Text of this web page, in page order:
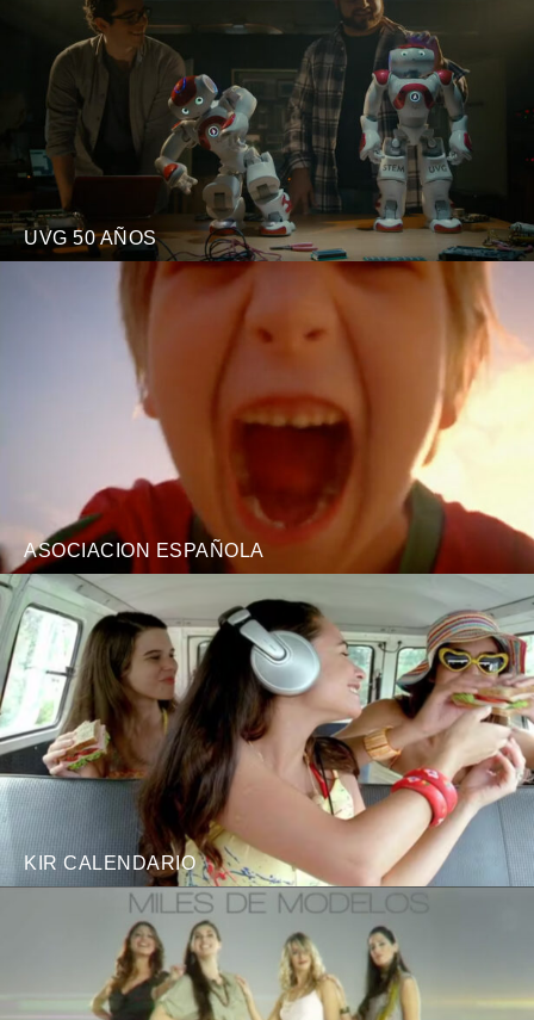
UVG 50 AÑOS
ASOCIACION ESPAÑOLA
KIR CALENDARIO